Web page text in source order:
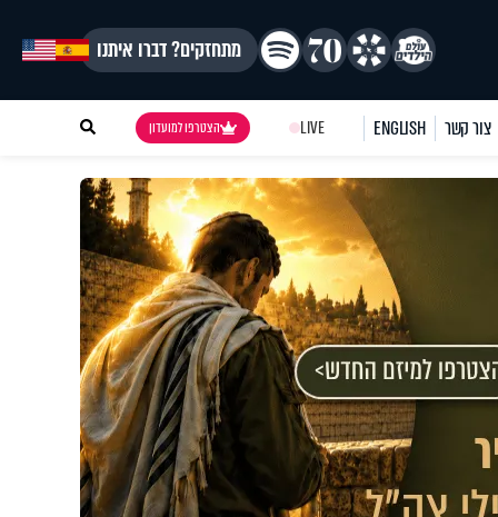
מתחזקים? דברו איתנו
צור קשר ENGLISH
LIVE הצטרפו למועדון